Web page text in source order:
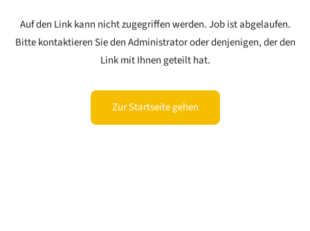
Auf den Link kann nicht zugegriffen werden. Job ist abgelaufen.
Bitte kontaktieren Sie den Administrator oder denjenigen, der den
Link mit Ihnen geteilt hat.
Zur Startseite gehen